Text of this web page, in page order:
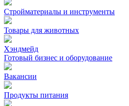
Стройматериалы и инструменты
Товары для животных
Хэндмейд
Готовый бизнес и оборудование
Вакансии
Продукты питания